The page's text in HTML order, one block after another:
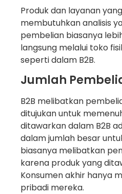
Produk dan layanan
membutuhkan analisis
pembelian biasanya
langsung melalui toko
seperti dalam B2B.
Jumlah
B2B melibatkan
ditujukan untuk
ditawarkan dalam B2B
dalam jumlah besar
biasanya melibatkan
karena produk yang
Konsumen akhir hanya
pribadi mereka.